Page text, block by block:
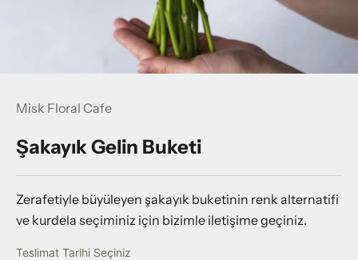
Misk Floral Cafe
Şakayık Gelin Buketi
Zerafetiyle büyüleyen şakayık buketinin renk alternatifi
ve kurdela seçiminiz için bizimle iletişime geçiniz.
Teslimat Tarihi Seçiniz